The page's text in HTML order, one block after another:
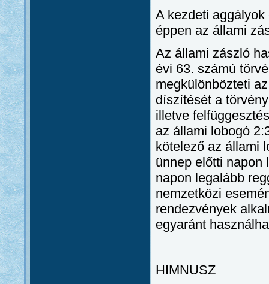
A kezdeti
éppen az állami
Az állami zászló
évi 63. számú
megkülönbözteti
díszítését a
illetve
az állami lobogó
kötelező az állami
ünnep előtti napon
napon legalább
nemzetközi
rendezvények
egyaránt
HIMNUSZ